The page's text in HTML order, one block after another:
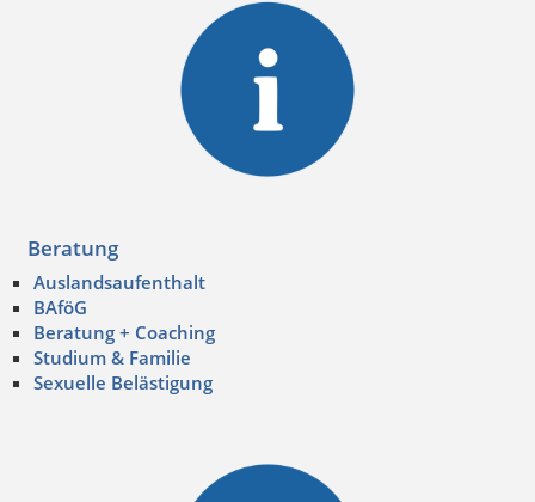
Beratung
Auslandsaufenthalt
BAföG
Beratung + Coaching
Studium & Familie
Sexuelle Belästigung